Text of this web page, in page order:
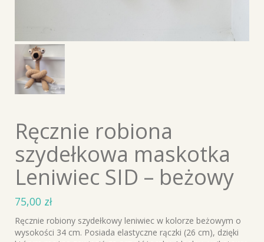
Ręcznie robiona
szydełkowa maskotka
Leniwiec SID – beżowy
75,00 zł
Ręcznie robiony szydełkowy leniwiec w kolorze beżowym o
wysokości 34 cm. Posiada elastyczne rączki (26 cm), dzięki